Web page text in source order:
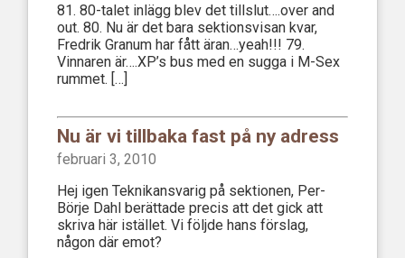
81. 80-talet inlägg blev det tillslut….over and
out. 80. Nu är det bara sektionsvisan kvar,
Fredrik Granum har fått äran…yeah!!! 79.
Vinnaren är….XP’s bus med en sugga i M-Sex
rummet. […]
Nu är vi tillbaka fast på ny adress
februari 3, 2010
Hej igen Teknikansvarig på sektionen, Per-
Börje Dahl berättade precis att det gick att
skriva här istället. Vi följde hans förslag,
någon där emot?